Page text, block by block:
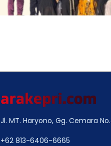
Jl. MT. Haryono, Gg. Cemara
+62 813-6406-6665